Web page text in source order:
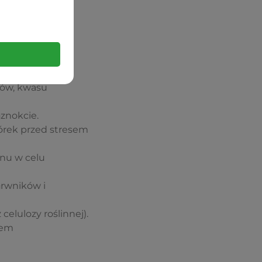
kwasu
przed stresem
w celu
i
roślinnej).